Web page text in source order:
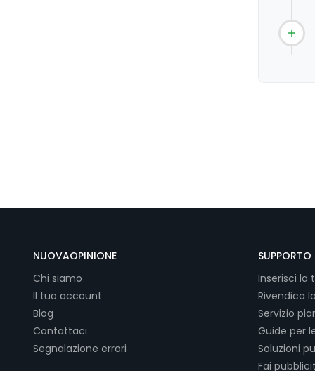
NUOVAOPINIONE
Chi siamo
Il tuo account
Blog
Contattaci
Segnalazione errori
SUPPORTO
Inserisci la
Rivendica
Servizio
Guide per
Soluzioni
Fai